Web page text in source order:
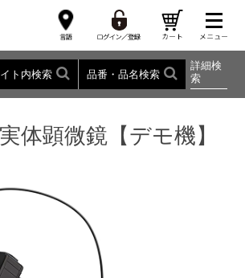
ト内検索 品番・品名検索
詳細検
索
体顕微鏡【デモ機】